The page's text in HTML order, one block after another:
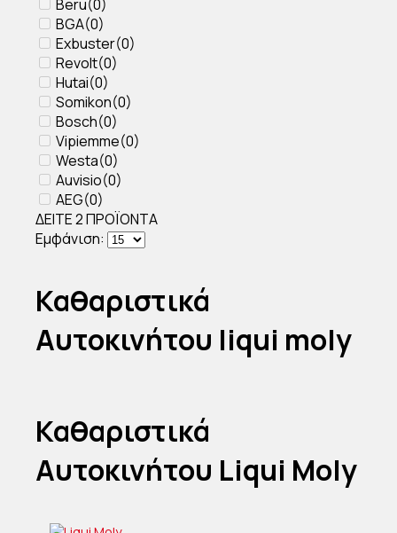
Beru(0)
BGA(0)
Exbuster(0)
Revolt(0)
Hutai(0)
Somikon(0)
Bosch(0)
Vipiemme(0)
Westa(0)
Auvisio(0)
AEG(0)
ΔΕΙΤΕ2ΠΡΟΪΟΝΤΑ
Εμφάνιση:
Καθαριστικά
Αυτοκινήτου liqui moly
Καθαριστικά
Αυτοκινήτου Liqui Moly